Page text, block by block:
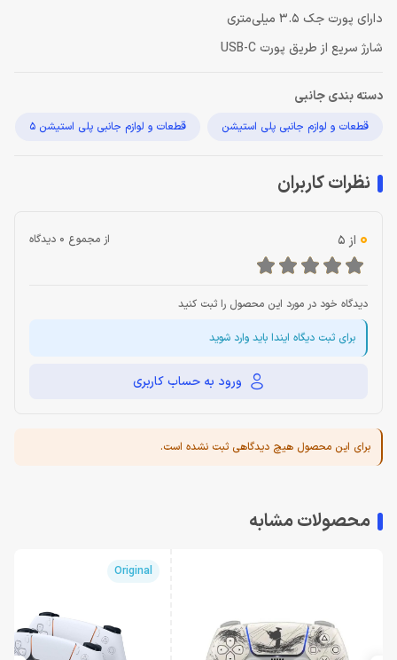
دارای پورت جک 3.5 میلی‌متری
شارژ سریع از طریق پورت USB-C
دسته بندی جانبی
قطعات و لوازم جانبی پلی استیشن قطعات و لوازم جانبی پلی استیشن 5
نظرات کاربران
0 از 5 از مجموع 0 دیدگاه
دیدگاه خود در مورد این محصول را ثبت کنید
برای ثبت دیگاه ایندا باید وارد شوید
ورود به حساب کاربری
برای این محصول هیچ دیدگاهی ثبت نشده است.
محصولات مشابه
Original